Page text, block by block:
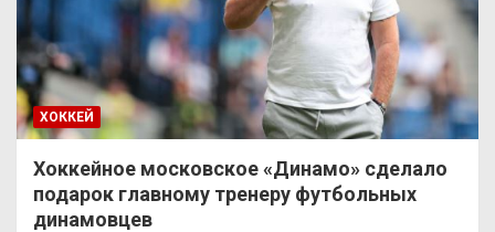
ХОККЕЙ
Хоккейное московское «Динамо» сделало
подарок главному тренеру футбольных
динамовцев